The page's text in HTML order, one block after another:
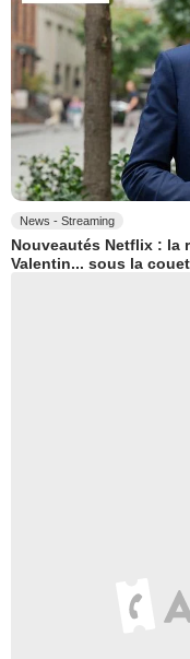
News - Streaming
Nouveautés Netflix : la
Valentin... sous la